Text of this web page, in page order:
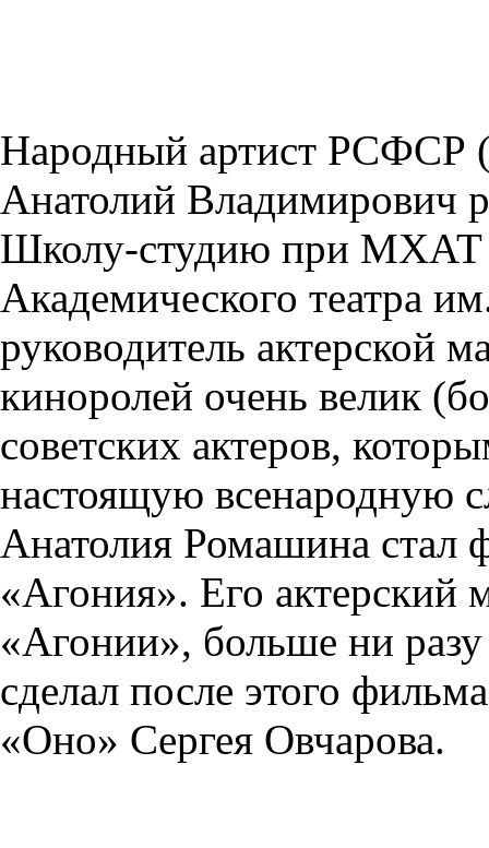
Народный артист РСФСР
Анатолий Владимирович
Школу-студию при МХАТ
Академического театра
руководитель актерской
киноролей очень велик
советских актеров,
настоящую всенародную
Анатолия Ромашина стал
«Агония». Его актерский
«Агонии», больше ни
сделал после этого
«Оно» Сергея Овчарова.